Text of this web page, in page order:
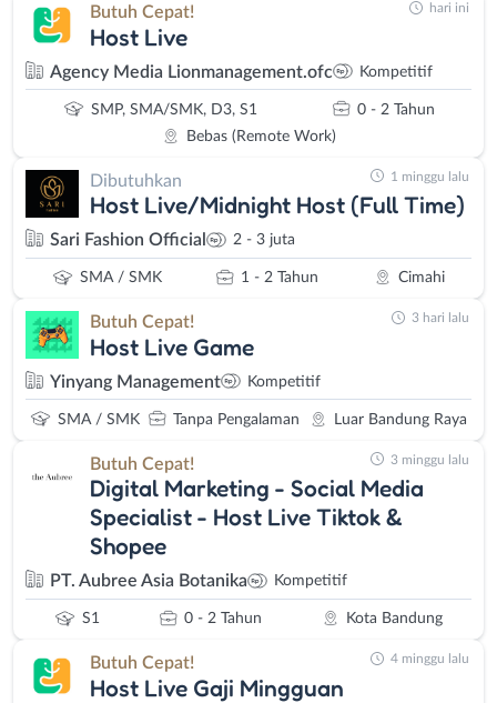
Butuh Cepat!
Host Live
Agency Media Lionmanagement.ofc Kompetitif
SMP, SMA/SMK, D3, S1
0 - 2 Tahun
Bebas (Remote Work)
hari ini
Dibutuhkan
Host Live/Midnight Host (Full Time)
Sari Fashion Official 2 - 3 juta
SMA / SMK 1 - 2 Tahun Cimahi
1 minggu lalu
Butuh Cepat!
Host Live Game
Yinyang Management Kompetitif
SMA / SMK Tanpa Pengalaman Luar Bandung Raya
3 hari lalu
Butuh Cepat!
Digital Marketing - Social Media
Specialist - Host Live Tiktok &
Shopee
PT. Aubree Asia Botanika Kompetitif
S1 0 - 2 Tahun Kota Bandung
3 minggu lalu
Butuh Cepat!
Host Live Gaji Mingguan
4 minggu lalu